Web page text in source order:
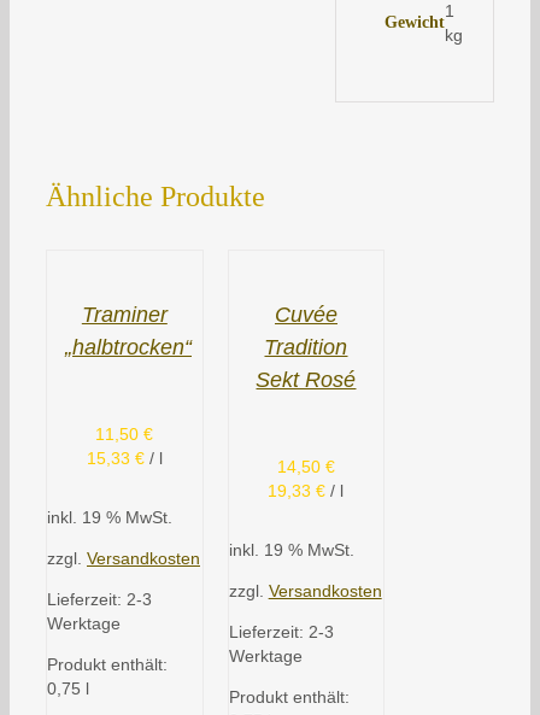
Gewicht
1
kg
Ähnliche Produkte
Traminer
„halbtrocken“
11,50€
15,33 €/ l
inkl. 19 % MwSt.
zzgl. Versandkosten
Lieferzeit: 2-3
Werktage
Produkt enthält:
0,75 l
Cuvée
Tradition
Sekt Rosé
14,50 €
19,33€ / l
inkl. 19 % MwSt.
zzgl. Versandkosten
Lieferzeit: 2-3
Werktage
Produkt enthält: